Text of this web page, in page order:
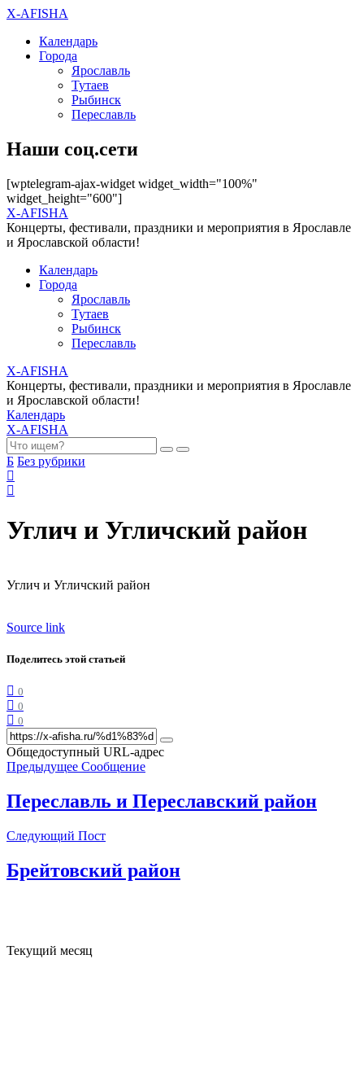
X-AFISHA
Календарь
Города
Ярославль
Тутаев
Рыбинск
Переславль
Наши соц.сети
[wptelegram-ajax-widget widget_width="100%"
widget_height="600"]
X-AFISHA
Концерты, фестивали, праздники и мероприятия в Ярославле
и Ярославской области!
Календарь
Города
Ярославль
Тутаев
Рыбинск
Переславль
X-AFISHA
Концерты, фестивали, праздники и мероприятия в Ярославле
и Ярославской области!
Календарь
X-AFISHA
Б Без рубрики
Углич и Угличский район
Углич и Угличский район
Source link
Поделитесь этой статьей
0
0
0
Общедоступный URL-адрес
Предыдущее Сообщение
Переславль и Переславский район
Следующий Пост
Брейтовский район
Текущий месяц